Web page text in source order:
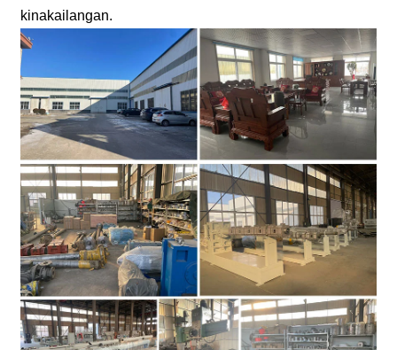
kinakailangan.